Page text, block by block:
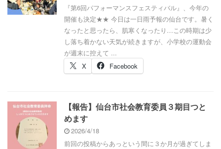
『第6回パフォーマンスフェスティバル』、今年の
開催も決定★★ 今日は一日雨予報の仙台です。暑く
なったと思ったら、肌寒くなったり…この時期は少
し落ち着かない天気が続きますが、小学校の運動会
が週末に控えて ...
X
Facebook
【報告】仙台市社会教育委員３期目つと
めます
2026/4/18
前回の投稿からあっという間に３か月が過ぎてしま